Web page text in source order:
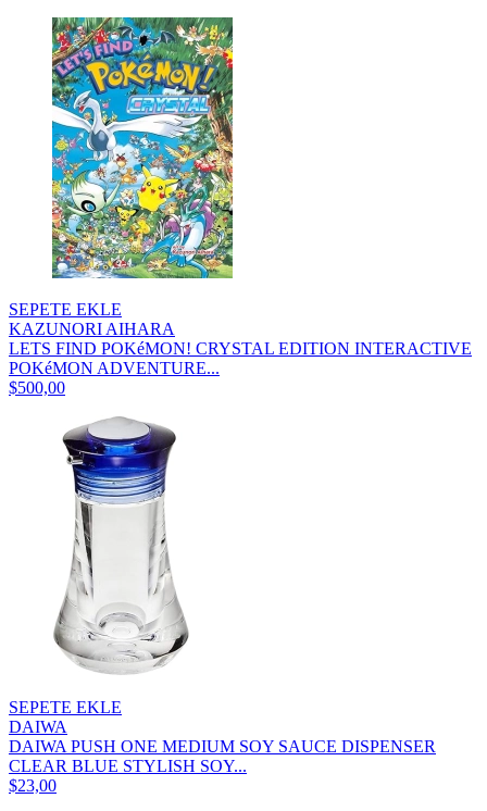
SEPETE EKLE
KAZUNORI AIHARA
LETS FIND POKéMON! CRYSTAL EDITION INTERACTIVE
POKéMON ADVENTURE...
$500,00
SEPETE EKLE
DAIWA
DAIWA PUSH ONE MEDIUM SOY SAUCE DISPENSER
CLEAR BLUE STYLISH SOY...
$23,00